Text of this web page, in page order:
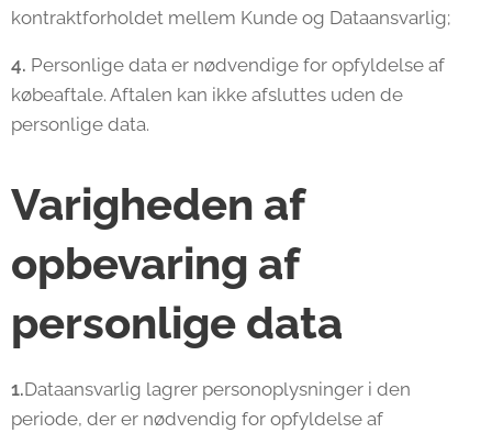
kontraktforholdet mellem Kunde og Dataansvarlig;
4. Personlige data er nødvendige for opfyldelse af
købeaftale. Aftalen kan ikke afsluttes uden de
personlige data.
Varigheden af
opbevaring af
personlige data
1.Dataansvarlig lagrer personoplysninger i den
periode, der er nødvendig for opfyldelse af